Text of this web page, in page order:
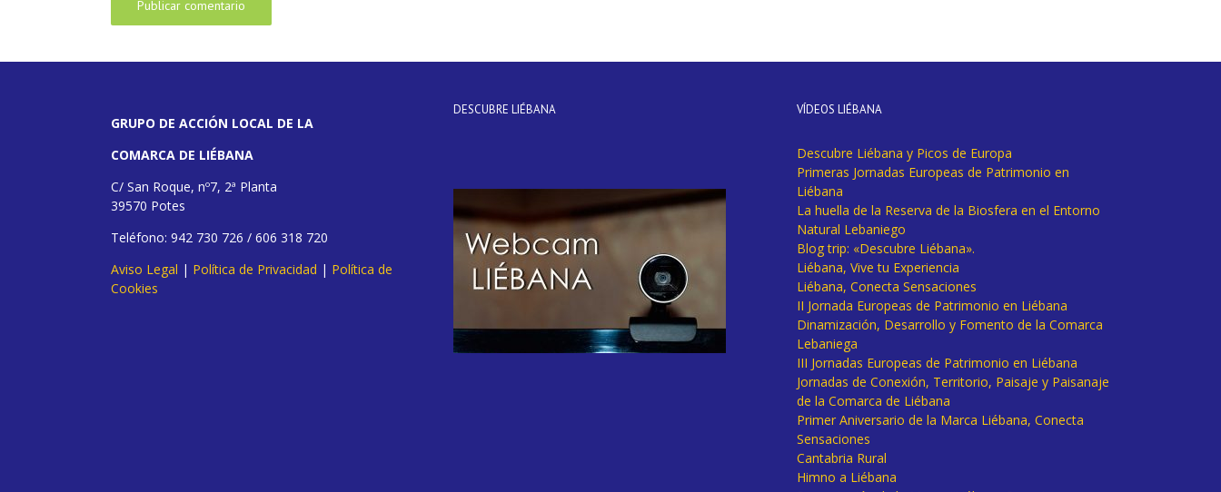
GRUPO DE ACCIÓN LOCAL DE LA
COMARCA DE LIÉBANA
C/ San Roque, nº7, 2ª Planta
39570 Potes
Teléfono: 942 730 726 / 606 318 720
Aviso Legal | Política de Privacidad | Política de
Cookies
DESCUBRE LIÉBANA VÍDEOS LIÉBANA
Descubre Liébana y Picos de Europa
Primeras Jornadas Europeas de Patrimonio en
Liébana
La huella de la Reserva de la Biosfera en el Entorno
Natural Lebaniego
Blog trip: «Descubre Liébana».
Liébana, Vive tu Experiencia
Liébana, Conecta Sensaciones
II Jornada Europeas de Patrimonio en Liébana
Dinamización, Desarrollo y Fomento de la Comarca
Lebaniega
III Jornadas Europeas de Patrimonio en Liébana
Jornadas de Conexión, Territorio, Paisaje y Paisanaje
de la Comarca de Liébana
Primer Aniversario de la Marca Liébana, Conecta
Sensaciones
Cantabria Rural
Himno a Liébana